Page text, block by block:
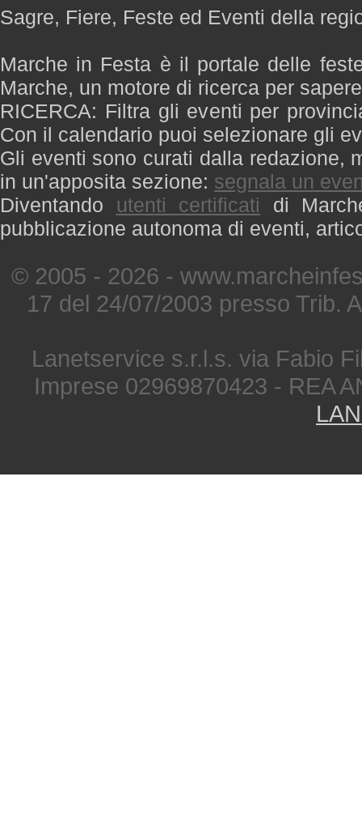
Sagre, Fiere, Feste ed Eventi della
Marche in Festa è il portale delle
Marche, un motore di ricerca per
RICERCA: Filtra gli eventi per
Con il calendario puoi selezionare gli
Gli eventi sono curati dalla redazione,
in un'apposita sezione: segnala un
Diventando utenti certificati di
pubblicazione autonoma di eventi,
© 2005 - 2026 -
17 del 24/07/2003 presso Trib.
Lanetservice s.r.l.s. via Fabio
Imprese 02969870423 - REA